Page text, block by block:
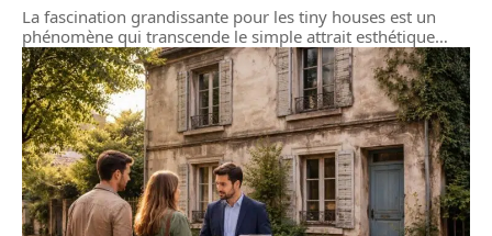
La fascination grandissante pour les tiny houses est un
phénomène qui transcende le simple attrait esthétique…